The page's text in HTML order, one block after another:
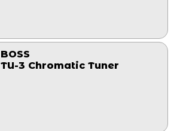
BOSS
TU-3 Chromatic Tuner